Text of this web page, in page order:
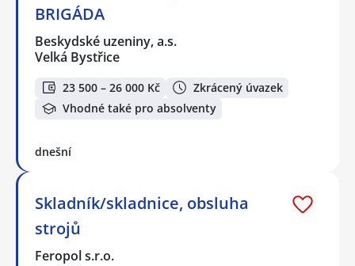
BRIGÁDA
Beskydské uzeniny, a.s.
Velká Bystřice
23 500 – 26 000 Kč
Zkrácený úvazek
Vhodné také pro absolventy
dnešní
Skladník/skladnice, obsluha
strojů
Feropol s.r.o.